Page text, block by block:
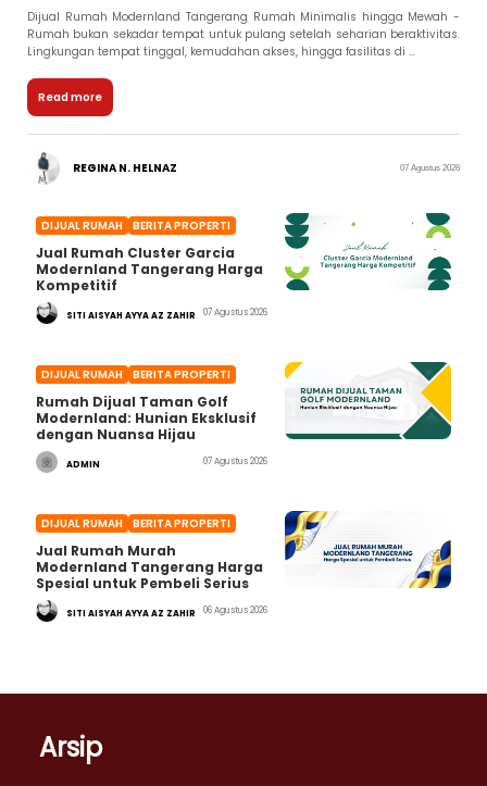
Dijual Rumah Modernland Tangerang Rumah Minimalis hingga Mewah -
Rumah bukan sekadar tempat untuk pulang setelah seharian beraktivitas.
Lingkungan tempat tinggal, kemudahan akses, hingga fasilitas di ...
Read more
REGINA N. HELNAZ 07 Agustus 2026
DIJUAL RUMAH BERITA PROPERTI
Jual Rumah Cluster Garcia
Modernland Tangerang Harga
Kompetitif
SITI AISYAH AYYA AZ ZAHIR 07 Agustus 2026
DIJUAL RUMAH BERITA PROPERTI
Rumah Dijual Taman Golf
Modernland: Hunian Eksklusif
dengan Nuansa Hijau
ADMIN 07 Agustus 2026
DIJUAL RUMAH BERITA PROPERTI
Jual Rumah Murah
Modernland Tangerang Harga
Spesial untuk Pembeli Serius
SITI AISYAH AYYA AZ ZAHIR 06 Agustus 2026
Arsip